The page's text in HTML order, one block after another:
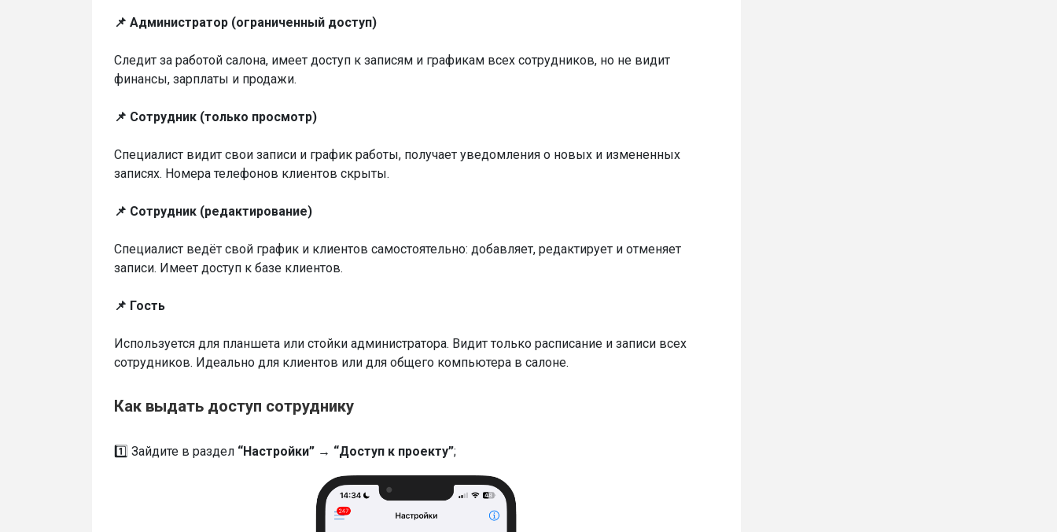
📌 Администратор (ограниченный доступ)
Следит за работой салона, имеет доступ к записям и графикам всех сотрудников, но не видит
финансы, зарплаты и продажи.
📌 Сотрудник (только просмотр)
Специалист видит свои записи и график работы, получает уведомления о новых и измененных
записях. Номера телефонов клиентов скрыты.
📌 Сотрудник (редактирование)
Специалист ведёт свой график и клиентов самостоятельно: добавляет, редактирует и отменяет
записи. Имеет доступ к базе клиентов.
📌 Гость
Используется для планшета или стойки администратора. Видит только расписание и записи всех
сотрудников. Идеально для клиентов или для общего компьютера в салоне.
Как выдать доступ сотруднику
1️⃣ Зайдите в раздел “Настройки” → “Доступ к проекту”;